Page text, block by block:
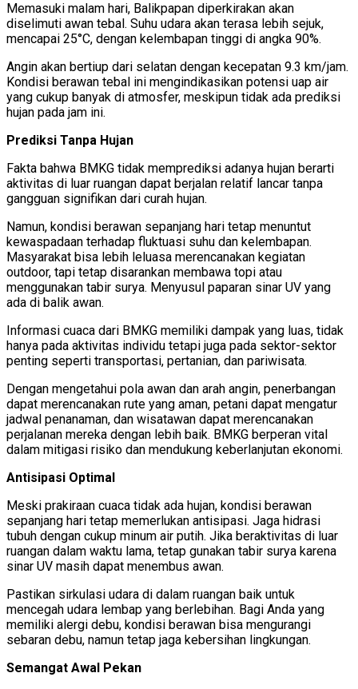
Memasuki malam hari, Balikpapan diperkirakan akan
diselimuti awan tebal. Suhu udara akan terasa lebih sejuk,
mencapai 25°C, dengan kelembapan tinggi di angka 90%.
Angin akan bertiup dari selatan dengan kecepatan 9.3 km/jam.
Kondisi berawan tebal ini mengindikasikan potensi uap air
yang cukup banyak di atmosfer, meskipun tidak ada prediksi
hujan pada jam ini.
Prediksi Tanpa Hujan
Fakta bahwa BMKG tidak memprediksi adanya hujan berarti
aktivitas di luar ruangan dapat berjalan relatif lancar tanpa
gangguan signifikan dari curah hujan.
Namun, kondisi berawan sepanjang hari tetap menuntut
kewaspadaan terhadap fluktuasi suhu dan kelembapan.
Masyarakat bisa lebih leluasa merencanakan kegiatan
outdoor, tapi tetap disarankan membawa topi atau
menggunakan tabir surya. Menyusul paparan sinar UV yang
ada di balik awan.
Informasi cuaca dari BMKG memiliki dampak yang luas, tidak
hanya pada aktivitas individu tetapi juga pada sektor-sektor
penting seperti transportasi, pertanian, dan pariwisata.
Dengan mengetahui pola awan dan arah angin, penerbangan
dapat merencanakan rute yang aman, petani dapat mengatur
jadwal penanaman, dan wisatawan dapat merencanakan
perjalanan mereka dengan lebih baik. BMKG berperan vital
dalam mitigasi risiko dan mendukung keberlanjutan ekonomi.
Antisipasi Optimal
Meski prakiraan cuaca tidak ada hujan, kondisi berawan
sepanjang hari tetap memerlukan antisipasi. Jaga hidrasi
tubuh dengan cukup minum air putih. Jika beraktivitas di luar
ruangan dalam waktu lama, tetap gunakan tabir surya karena
sinar UV masih dapat menembus awan.
Pastikan sirkulasi udara di dalam ruangan baik untuk
mencegah udara lembap yang berlebihan. Bagi Anda yang
memiliki alergi debu, kondisi berawan bisa mengurangi
sebaran debu, namun tetap jaga kebersihan lingkungan.
Semangat Awal Pekan